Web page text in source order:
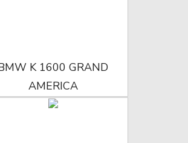
K 1600 GRAND
AMERICA